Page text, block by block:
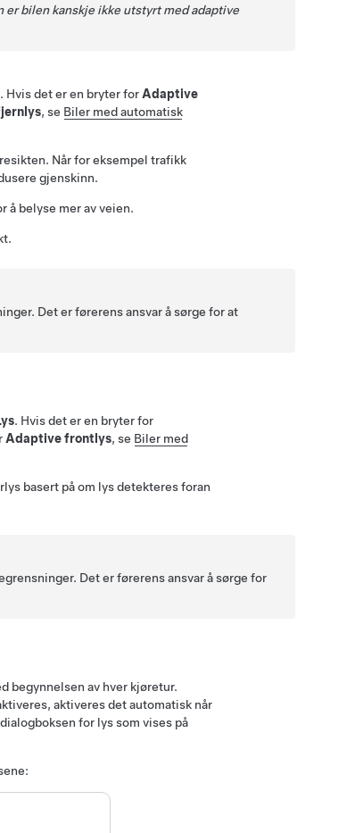
bilen kanskje ikke utstyrt med adaptive
. Hvis det er en bryter for Adaptive
, se Biler med automatisk
Når for eksempel trafikk
gjenskinn.
å belyse mer av veien.
Det er førerens ansvar å sørge for at
. Hvis det er en bryter for
Adaptive frontlys, se Biler med
basert på om lys detekteres foran
Det er førerens ansvar å sørge for
begynnelsen av hver kjøretur.
aktiveres det automatisk når
for lys som vises på